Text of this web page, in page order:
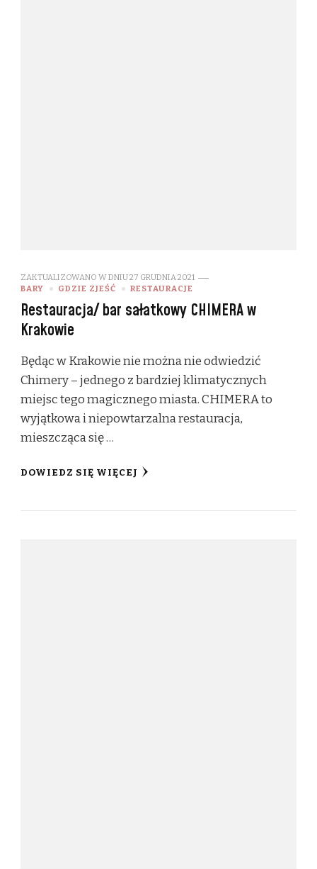
ZAKTUALIZOWANO W DNIU27 GRUDNIA 2021
BARY
GDZIE ZJEŚĆ RESTAURACJE
Restauracja/ bar sałatkowy CHIMERA w
Krakowie
Będąc w Krakowie nie można nie odwiedzić
Chimery – jednego z bardziej klimatycznych
miejsc tego magicznego miasta. CHIMERA to
wyjątkowa i niepowtarzalna restauracja,
mieszcząca się …
DOWIEDZ SIĘ WIĘCEJ